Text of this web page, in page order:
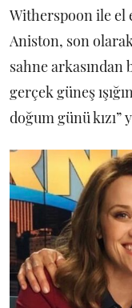
Witherspoon ile el
Aniston, son
sahne arkasından
gerçek güneş
doğum günü kızı”